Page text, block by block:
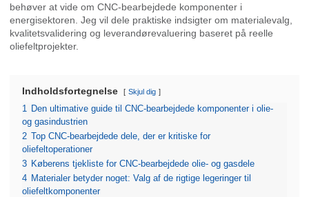
behøver at vide om CNC-bearbejdede komponenter i
energisektoren. Jeg vil dele praktiske indsigter om materialevalg,
kvalitetsvalidering og leverandørevaluering baseret på reelle
oliefeltprojekter.
Indholdsfortegnelse Skjul dig
1
Den ultimative guide til CNC-bearbejdede komponenter i olie-
og gasindustrien
2 Top CNC-bearbejdede dele, der er kritiske for
oliefeltoperationer
3 Køberens tjekliste for CNC-bearbejdede olie- og gasdele
4 Materialer betyder noget: Valg af de rigtige legeringer til
oliefeltkomponenter